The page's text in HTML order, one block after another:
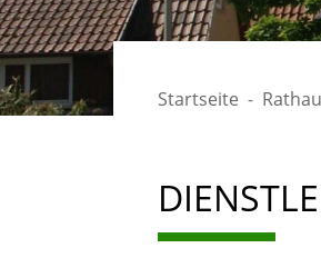
Startseite